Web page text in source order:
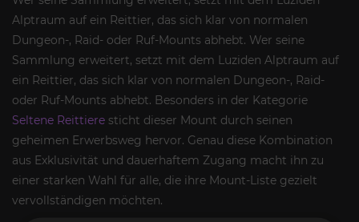
Alptraum auf ein Reittier, das sich klar von normalen
Dungeon-, Raid- oder Ruf-Mounts abhebt. Wer seine
Sammlung erweitert, setzt mit dem Luziden Alptraum auf
ein Reittier, das sich klar von normalen Dungeon-, Raid-
oder Ruf-Mounts abhebt. Besonders in der Kategorie
Seltene Reittiere sticht dieser Mount durch seinen
geheimen Erwerbsweg hervor. Genau diese Kombination
aus Exklusivität und dauerhaftem Zugang macht ihn zu
einer starken Wahl für alle, die ihre Mount-Liste gezielt
vervollständigen möchten.